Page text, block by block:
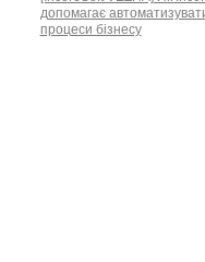
допомагає
процеси бізнесу